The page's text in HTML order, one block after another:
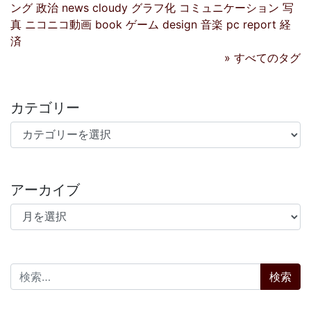
ング 政治 news cloudy グラフ化 コミュニケーション 写
真 ニコニコ動画 book ゲーム design 音楽 pc report 経
済
» すべてのタグ
カテゴリー
カテゴリー
アーカイブ
アーカイブ
検索: